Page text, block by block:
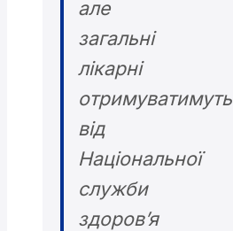
але
загальні
лікарні
отримуватимуть
від
Національної
служби
здоров’я